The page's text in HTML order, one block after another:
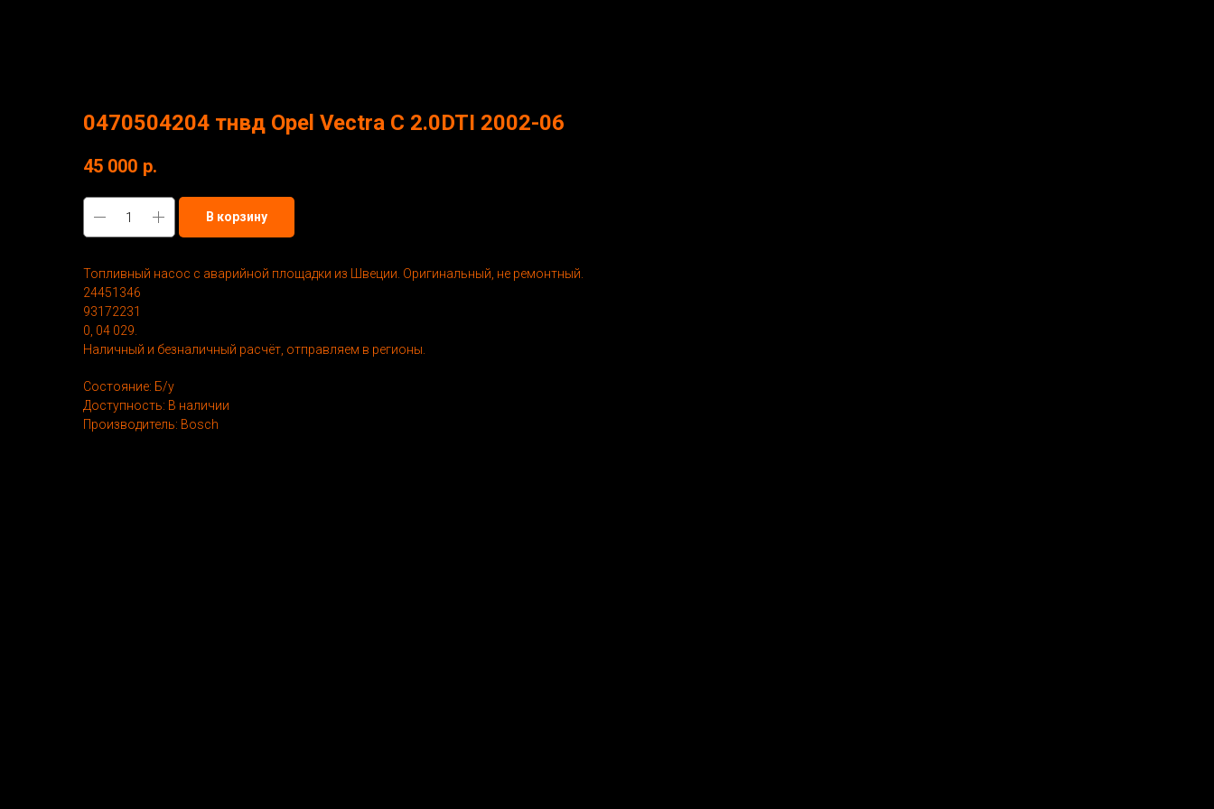
0470504204 тнвд Opel Vectra C 2.0DTI 2002-06
45 000 р.
В корзину
Топливный насос с аварийной площадки из Швеции. Оригинальный, не ремонтный.
24451346
93172231
0, 04 029.
Наличный и безналичный расчёт, отправляем в регионы.
Состояние: Б/у
Доступность: В наличии
Производитель: Bosch